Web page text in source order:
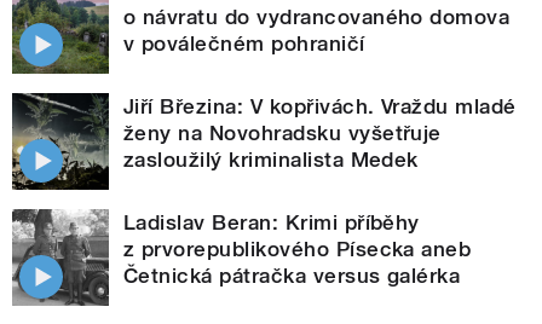
o návratu do vydrancovaného domova
v poválečném pohraničí
Jiří Březina: V kopřivách. Vraždu mladé
ženy na Novohradsku vyšetřuje
zasloužilý kriminalista Medek
Ladislav Beran: Krimi příběhy
z prvorepublikového Písecka aneb
Četnická pátračka versus galérka